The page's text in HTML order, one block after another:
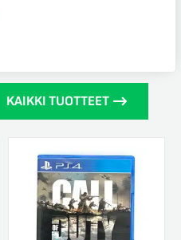
KAIKKI TUOTTEET